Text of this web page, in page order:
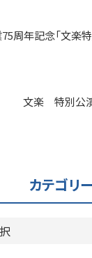
周年記念「文楽
文楽 特別公
カテゴリ